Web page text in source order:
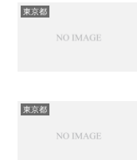
東京都
東京都